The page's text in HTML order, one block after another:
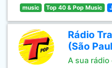
music Top 40 & Pop Music
Rádio
(São
A sua